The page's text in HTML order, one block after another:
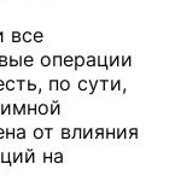
все
операции
по сути,
от влияния
на